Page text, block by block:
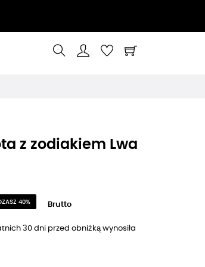
z zodiakiem Lwa
40% Brutto
30 dni przed obniżką wynosiła